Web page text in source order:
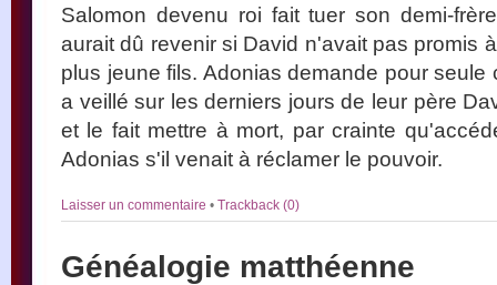
Salomon devenu roi fait tuer son demi-
aurait dû revenir si David n'avait pas promis
plus jeune fils. Adonias demande pour
a veillé sur les derniers jours de leur père
et le fait mettre à mort, par crainte
Adonias s'il venait à réclamer le pouvoir.
Laisser un commentaire • Trackback (0)
Généalogie matthéenne